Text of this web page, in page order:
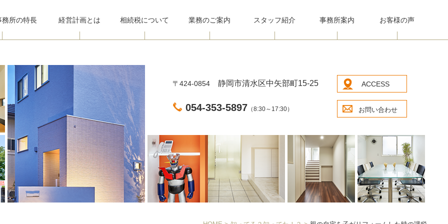
務所の特長 経営計画とは 相続税について 業務のご案内 スタッフ紹介 事務所案内 お客様の声
〒424-0854 静岡市清水区中矢部町15-25 ACCESS
054-353-5897 （8:30～17:30） お問い合わせ